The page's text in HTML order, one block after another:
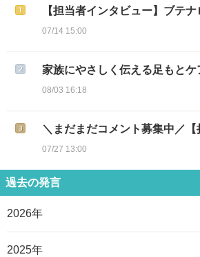
【担当者インタビュー】ブテ
07/14 15:00
家族にやさしく伝える足もと
08/03 16:18
＼まだまだコメント募集中／
07/27 13:00
過去の発言
2026年
2025年